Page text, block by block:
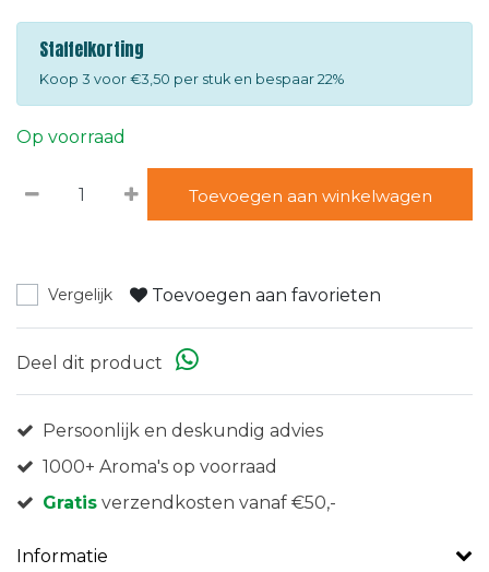
Staffelkorting
Koop 3 voor €3,50 per stuk en bespaar 22%
Op voorraad
Toevoegen aan winkelwagen
Vergelijk Toevoegen aan favorieten
Deel dit product
Persoonlijk en deskundig advies
1000+ Aroma's op voorraad
Gratis verzendkosten vanaf €50,-
Informatie